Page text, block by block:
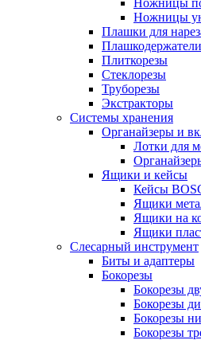
Ножницы по
Ножницы
Плашки для
Плашкодержатели
Плиткорезы
Стеклорезы
Труборезы
Экстракторы
Системы хранения
Органайзеры и
Лотки для
Ящики и кейсы
Кейсы
Ящики
Ящики на
Ящики
Слесарный инструмент
Биты и адаптеры
Бокорезы
Бокорезы
Бокорезы
Бокорезы
Бокорезы